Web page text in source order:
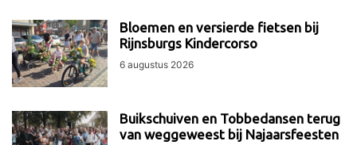
Bloemen en versierde fietsen bij
Rijnsburgs Kindercorso
6 augustus 2026
Buikschuiven en Tobbedansen terug
van weggeweest bij Najaarsfeesten